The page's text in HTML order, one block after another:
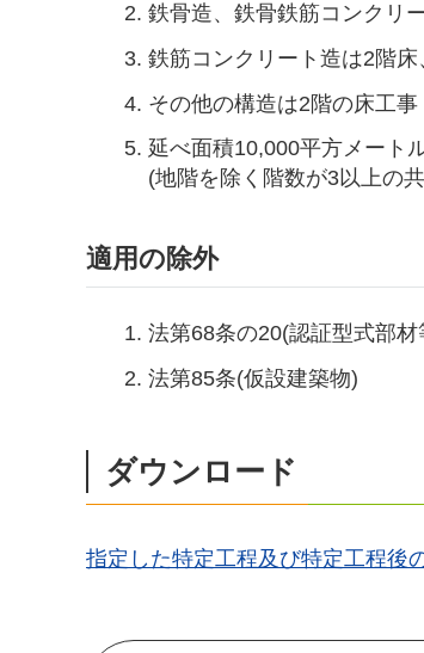
鉄骨造、鉄骨鉄筋コンクリ
鉄筋コンクリート造は2階
その他の構造は2階の床工事
延べ面積10,000平方メート
(地階を除く階数が3以上の
適用の除外
法第68条の20(認証型式部材
法第85条(仮設建築物)
ダウンロード
指定した特定工程及び特定工程後